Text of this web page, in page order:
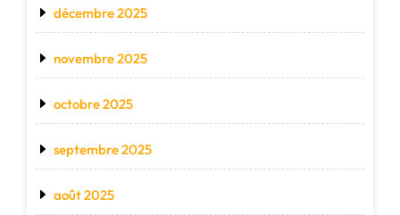
décembre 2025
novembre 2025
octobre 2025
septembre 2025
août 2025